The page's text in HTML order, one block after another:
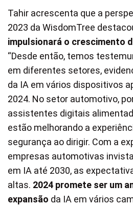
Tahir acrescenta que a
2023 da WisdomTree
impulsionará o crescimento
“Desde então, temos
em diferentes setores,
da IA em vários dispositivos
2024. No setor automotivo,
assistentes digitais
estão melhorando a
segurança ao dirigir. Com a
empresas automotivas
em IA até 2030, as
altas. 2024 promete ser um
expansão da IA em vários